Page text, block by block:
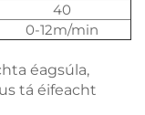
40
0-12m/min
éagsúla,
tá éifeacht